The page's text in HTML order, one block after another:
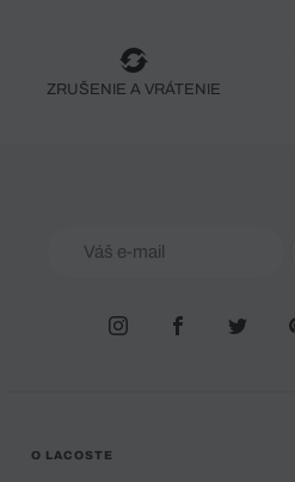
ZRUŠENIE A VRÁTENIE
O LACOSTE